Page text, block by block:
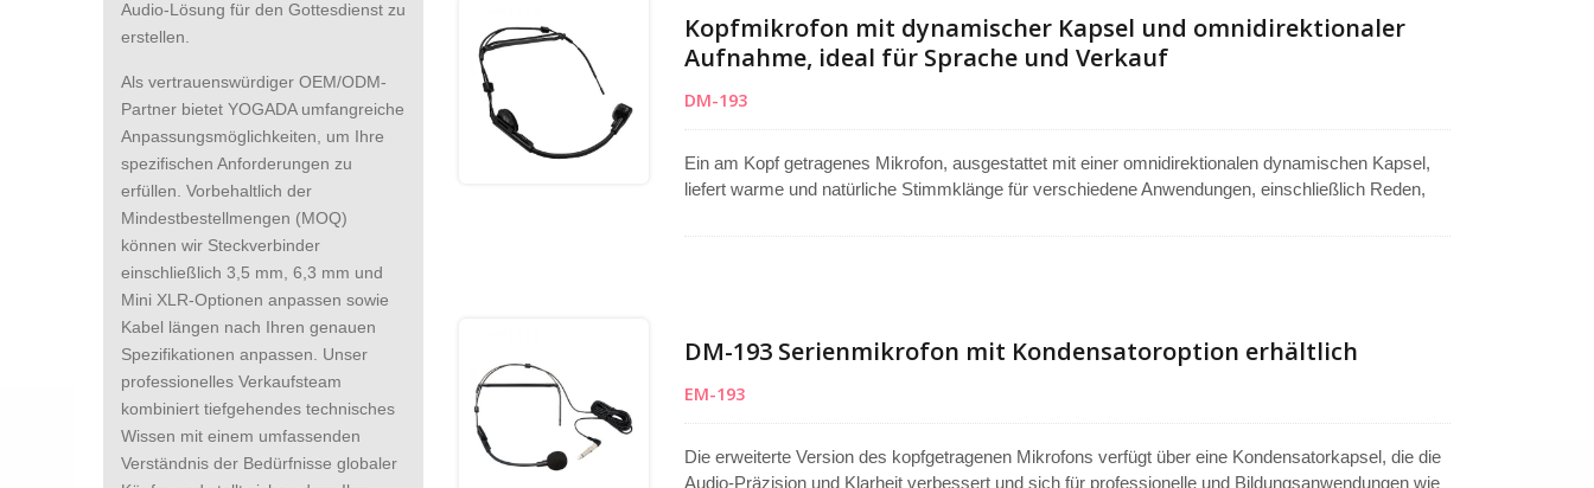
Audio-Lösung für den Gottesdienst zu
erstellen.
Als vertrauenswürdiger OEM/ODM-
Partner bietet YOGADA umfangreiche
Anpassungsmöglichkeiten, um Ihre
spezifischen Anforderungen zu
erfüllen. Vorbehaltlich der
Mindestbestellmengen (MOQ)
können wir Steckverbinder
einschließlich 3,5 mm, 6,3 mm und
Mini XLR-Optionen anpassen sowie
Kabel längen nach Ihren genauen
Spezifikationen anpassen. Unser
professionelles Verkaufsteam
kombiniert tiefgehendes technisches
Wissen mit einem umfassenden
Verständnis der Bedürfnisse globaler
Kopfmikrofon mit dynamischer Kapsel und omnidirektionaler
Aufnahme, ideal für Sprache und Verkauf
DM-193
Ein am Kopf getragenes Mikrofon, ausgestattet mit einer omnidirektionalen dynamischen Kapsel,
liefert warme und natürliche Stimmklänge für verschiedene Anwendungen, einschließlich Reden,
Sprachverstärkern, mit einem 4-Meter-Kabel und einem 3,5-mm-Mono-Stecker für flexible
DM-193 Serienmikrofon mit Kondensatoroption erhältlich
EM-193
Die erweiterte Version des kopfgetragenen Mikrofons verfügt über eine Kondensatorkapsel, die die
Audio-Präzision und Klarheit verbessert und sich für professionelle und Bildungsanwendungen wie